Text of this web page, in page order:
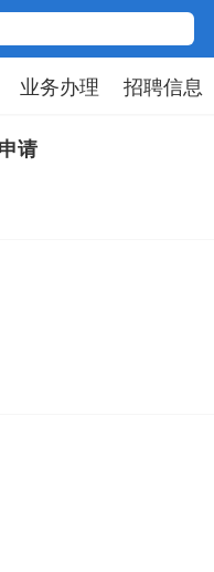
业务办理 招聘信息
请